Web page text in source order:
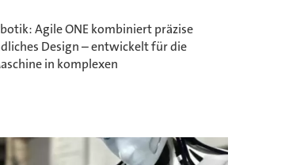
Agile ONE kombiniert präzise
Design – entwickelt für die
in komplexen